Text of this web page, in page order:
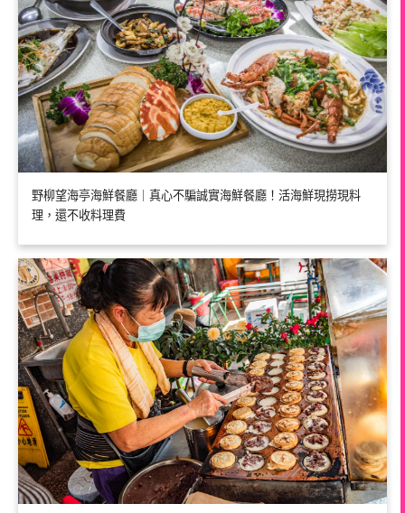
野柳望海亭海鮮餐廳｜真心不騙誠實海鮮餐廳！活海鮮現撈現料
理，還不收料理費